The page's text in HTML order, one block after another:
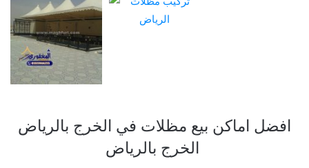
افضل اماكن بيع مظلات في الخرج بالرياض